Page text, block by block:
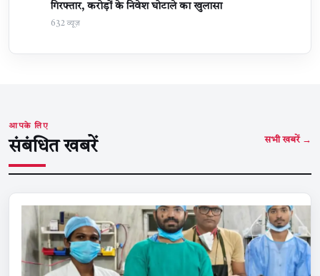
गिरफ्तार, करोड़ों के निवेश घोटाले का खुलासा
632 व्यूज़
आपके लिए
संबंधित खबरें सभी खबरें →